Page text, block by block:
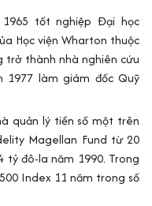
1965 tốt nghiệp Đại học
Học viện Wharton thuộc
trở thành nhà nghiên cứu
làm giám đốc Quỹ
quản lý tiền số một trên
Magellan Fund từ 20
tỷ đô-la năm 1990. Trong
Index 11 năm trong số